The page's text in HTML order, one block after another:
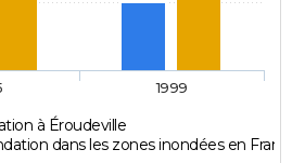
à Éroudeville
dans les zones inondées en
1999